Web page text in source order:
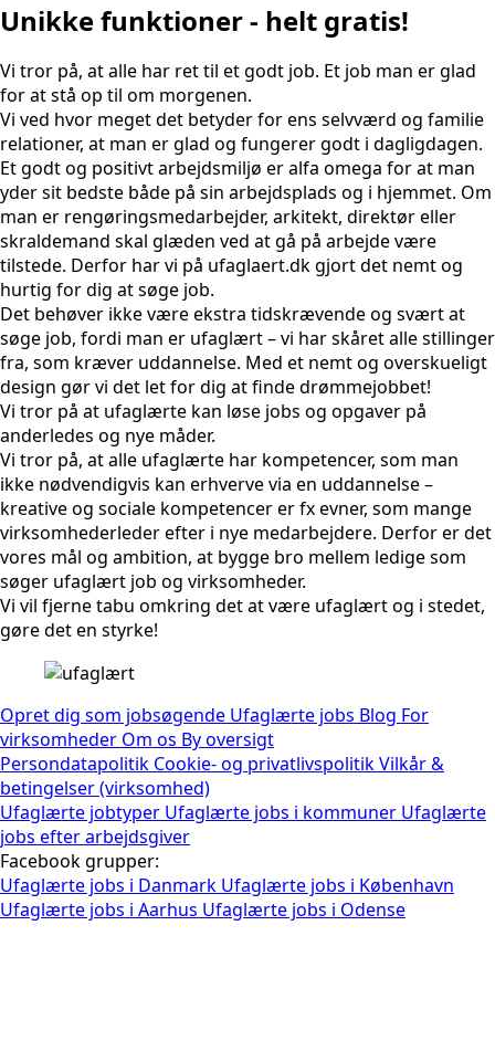
Unikke funktioner - helt gratis!
Vi tror på, at alle har ret til et godt job. Et job man er glad
for at stå op til om morgenen.
Vi ved hvor meget det betyder for ens selvværd og familie
relationer, at man er glad og fungerer godt i dagligdagen.
Et godt og positivt arbejdsmiljø er alfa omega for at man
yder sit bedste både på sin arbejdsplads og i hjemmet. Om
man er rengøringsmedarbejder, arkitekt, direktør eller
skraldemand skal glæden ved at gå på arbejde være
tilstede. Derfor har vi på ufaglaert.dk gjort det nemt og
hurtig for dig at søge job.
Det behøver ikke være ekstra tidskrævende og svært at
søge job, fordi man er ufaglært – vi har skåret alle stillinger
fra, som kræver uddannelse. Med et nemt og overskueligt
design gør vi det let for dig at finde drømmejobbet!
Vi tror på at ufaglærte kan løse jobs og opgaver på
anderledes og nye måder.
Vi tror på, at alle ufaglærte har kompetencer, som man
ikke nødvendigvis kan erhverve via en uddannelse –
kreative og sociale kompetencer er fx evner, som mange
virksomhederleder efter i nye medarbejdere. Derfor er det
vores mål og ambition, at bygge bro mellem ledige som
søger ufaglært job og virksomheder.
Vi vil fjerne tabu omkring det at være ufaglært og i stedet,
gøre det en styrke!
Opret dig som jobsøgende Ufaglærte jobs Blog For
virksomheder Om os By oversigt
Persondatapolitik Cookie- og privatlivspolitikVilkår &
betingelser (virksomhed)
Ufaglærte jobtyper Ufaglærte jobs i kommuner Ufaglærte
jobs efter arbejdsgiver
Facebook grupper:
Ufaglærte jobs i Danmark Ufaglærte jobs i København
Ufaglærte jobs i Aarhus Ufaglærte jobs i Odense